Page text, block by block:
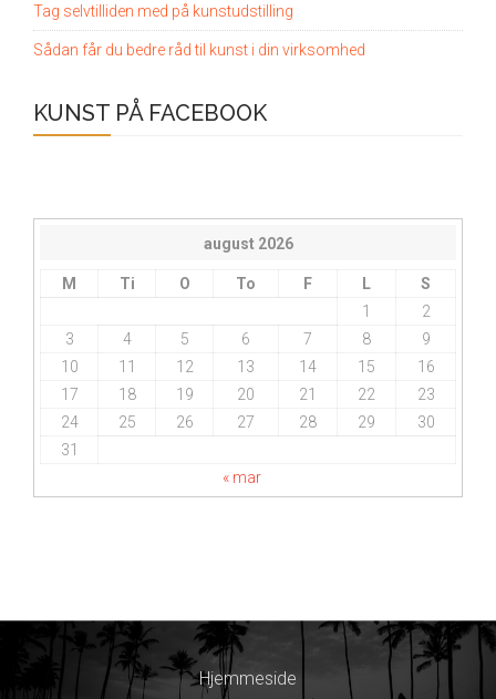
Tag selvtilliden med på kunstudstilling
Sådan får du bedre råd til kunst i din virksomhed
KUNST PÅ FACEBOOK
august 2026
M Ti O To F L
S
1
2
3
4 5 6 7 8
9
10
11 12 13 14 15
16
17
18 19 20 21 22
23
24
25 26 27 28 29
30
31
« mar
Hjemmeside